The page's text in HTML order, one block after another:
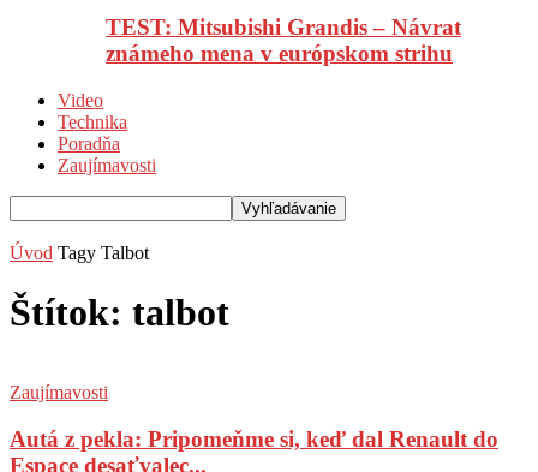
TEST: Mitsubishi Grandis – Návrat
známeho mena v európskom strihu
Video
Technika
Poradňa
Zaujímavosti
Úvod Tagy Talbot
Štítok: talbot
Zaujímavosti
Autá z pekla: Pripomeňme si, keď dal Renault do
Espace desaťvalec...